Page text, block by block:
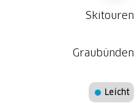
Skitouren
Graubünden
Leicht